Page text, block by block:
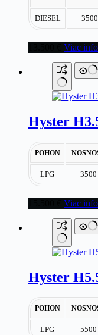
DIESEL 3500
Viac
Hyster
POHON
LPG 3500
Viac
Hyster
POHON
LPG 5500